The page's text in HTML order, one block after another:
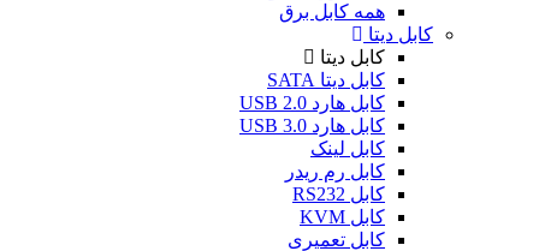
همه کابل برق
کابل دیتا
کابل دیتا
کابل دیتا SATA
کابل هارد USB 2.0
کابل هارد USB 3.0
کابل لینک
کابل رم ریدر
کابل RS232
کابل KVM
کابل تعمیری